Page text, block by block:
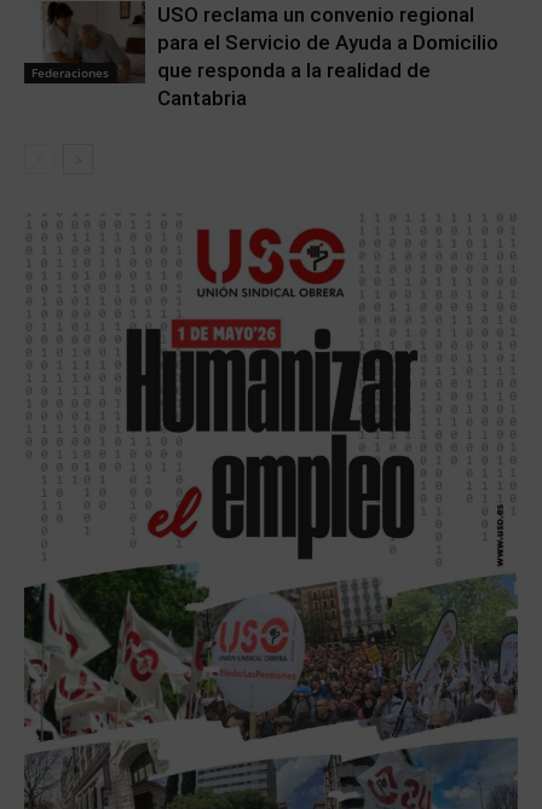
Federaciones
USO reclama un convenio regional
para el Servicio de Ayuda a Domicilio
que responda a la realidad de
Cantabria